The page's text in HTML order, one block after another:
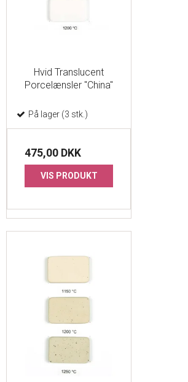
Hvid Translucent
Porcelænsler "China"
På lager (3 stk.)
475,00 DKK
VIS PRODUKT